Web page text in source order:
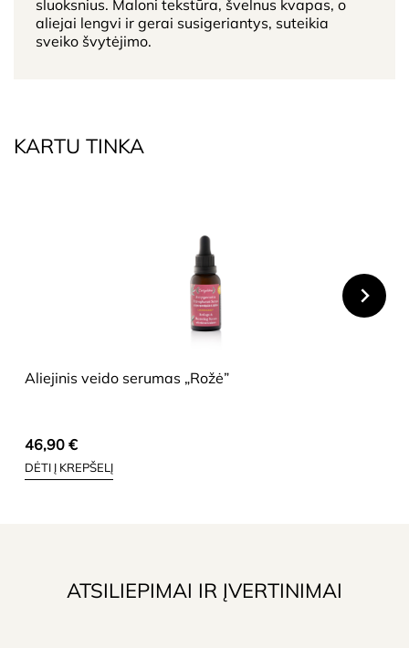
sluoksnius. Maloni tekstūra, švelnus kvapas, o
aliejai lengvi ir gerai susigeriantys, suteikia
sveiko švytėjimo.
KARTU TINKA
Aliejinis veido serumas „Rožė”
46,90 €
DĖTI Į KREPŠELĮ
ATSILIEPIMAI IR ĮVERTINIMAI